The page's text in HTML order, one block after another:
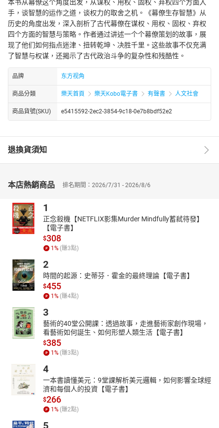
本书从幕僚这个角度出发，从谋权、用权、固权、弃权四个方面入
手，谈智慧的运作之道，谈权力的取舍之机。《幕僚生存智慧》从
历史的角度出发，深入剖析了古代幕僚在谋权、用权、固权、弃权
四个方面的智慧与策略。作者通过讲述一个个幕僚策划的故事，展
现了他们如何指点迷津、扭转乾坤、决胜千里。这些故事不仅充满
了智慧与权谋，还揭示了古代政治斗争的复杂性和残酷性。
品牌 东方视角
商品分類 樂天首頁 樂天Kobo電子書 有聲書 人文社會
商品貨號(SKU) e5415592-2ec2-3854-9c18-0e7b8bdf52e2
退換貨須知
本店熱銷商品 排名期間：2026/7/31 - 2026/8/6
1
正念殺機【NETFLIX影集Murder Mindfully蓄弒待發】
【電子書】
$308
1% (賺3點)
2
時間的起源：史蒂芬．霍金的最終理論【電子書】
$455
1% (賺4點)
3
藝術的40堂公開課：透過故事，走進藝術家創作現場，
看藝術如何誕生、如何形塑人類生活【電子書】
$385
1% (賺3點)
4
一本書讀懂美元：9堂課解析美元邏輯，如何影響全球經
濟和每個人的投資【電子書】
$266
1% (賺2點)
5